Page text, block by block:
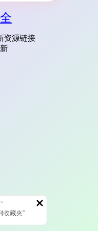
资源链接
”
收藏夹”